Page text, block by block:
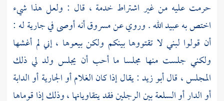
حرمت عليه من غير اشتراط خدمة ، قال : ولعل هذا شيء
اختص بهعبيد الله. وروي عنمسروقأنه أوصى في جارية له :
أن قولوا لبني لا تقتووها بينكم ولكن بيعوها ، إني لم أغشها
ولكني جلست منها مجلسا ما أحب أن يجلس ولد لي ذلك
المجلس ، قالأبو زيد: يقال إذا كان الغلام أو الجارية أو الدابة
أو الدار أو السلعة بين الرجلين فقد يتقاويانها ، وذلك إذا قوماها